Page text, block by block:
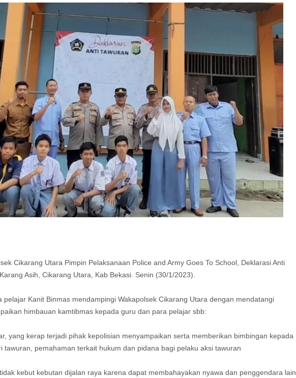
Cikarang Utara Pimpin Pelaksanaan Police and Army Goes To School, Deklarasi Anti
Asih, Cikarang Utara, Kab Bekasi. Senin (30/1/2023).
pelajar Kanit Binmas mendampingi Wakapolsek Cikarang Utara dengan mendatangi
himbauan kamtibmas kepada guru dan para pelajar sbb:
yang kerap terjadi pihak kepolisian menyampaikan serta memberikan bimbingan kepada
tawuran, pemahaman terkait hukum dan pidana bagi pelaku aksi tawuran
kebut kebutan dijalan raya karena dapat membahayakan nyawa dan penggendara lain